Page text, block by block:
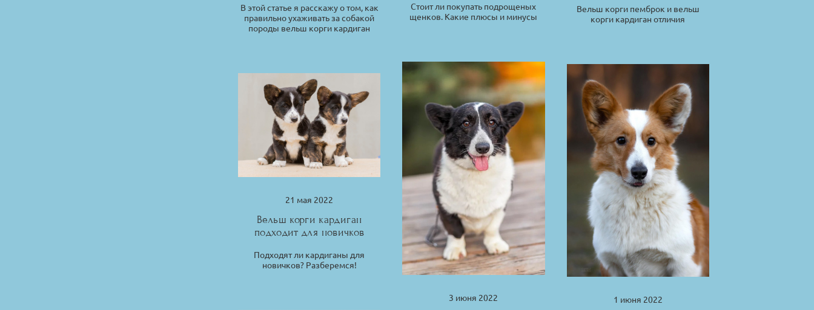
В этой статье я расскажу о том, как
правильно ухаживать за собакой
породы вельш корги кардиган
Стоит ли покупать подрощеных
щенков. Какие плюсы и минусы
Вельш корги пемброк и вельш
корги кардиган отличия
3 июня 2022 1 июня 2022
21 мая 2022
Вельш корги кардиган
подходит для новичков
Подходят ли кардиганы для
новичков? Разберемся!